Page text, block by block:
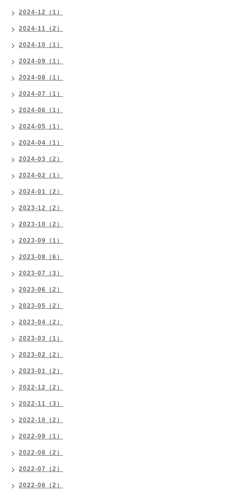
2024-12（1）
2024-11（2）
2024-10（1）
2024-09（1）
2024-08（1）
2024-07（1）
2024-06（1）
2024-05（1）
2024-04（1）
2024-03（2）
2024-02（1）
2024-01（2）
2023-12（2）
2023-10（2）
2023-09（1）
2023-08（6）
2023-07（3）
2023-06（2）
2023-05（2）
2023-04（2）
2023-03（1）
2023-02（2）
2023-01（2）
2022-12（2）
2022-11（3）
2022-10（2）
2022-09（1）
2022-08（2）
2022-07（2）
2022-06（2）